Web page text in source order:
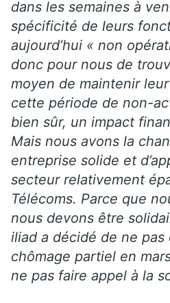
dans les semaines à
spécificité de leurs
aujourd’hui « non
donc pour nous de
moyen de maintenir
cette période de non-
bien sûr, un impact
Mais nous avons la
entreprise solide et
secteur relativement
Télécoms. Parce que
nous devons être
iliad a décidé de ne pas
chômage partiel en
ne pas faire appel à la